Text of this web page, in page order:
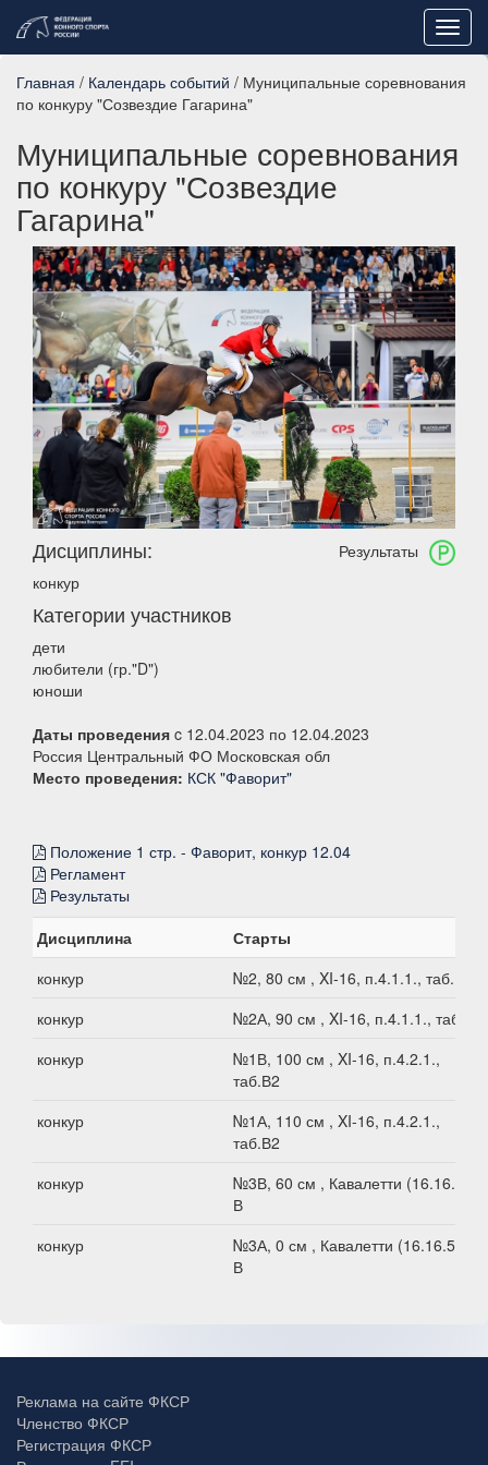
Главная / Календарь событий / Муниципальные соревнования
по конкуру "Созвездие Гагарина"
Муниципальные соревнования
по конкуру "Созвездие
Гагарина"
Результаты
Дисциплины:
конкур
Категории участников
дети
любители (гр."D")
юноши
Даты проведения c 12.04.2023 по 12.04.2023
Россия Центральный ФО Московская обл
Место проведения: КСК "Фаворит"
Положение 1 стр. - Фаворит, конкур 12.04
Регламент
Результаты
Дисциплина
Старты
конкур
№2, 80 см , XI-16, п.4.1.1., таб.В2
конкур
№2А, 90 см , XI-16, п.4.1.1., таб.В2
конкур
№1В, 100 см , XI-16, п.4.2.1.,
таб.В2
конкур
№1А, 110 см , XI-16, п.4.2.1.,
таб.В2
конкур
№3В, 60 см , Кавалетти (16.16.5.6)
В
конкур
№3А, 0 см , Кавалетти (16.16.5.6)
В
Реклама на сайте ФКСР
Членство ФКСР
Регистрация ФКСР